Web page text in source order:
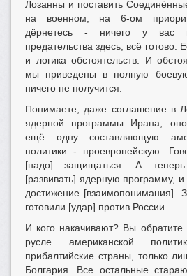
Лозанны и поставить
на военном, на 6-ом
дёрнетесь - ничего у вас
предательства здесь, всё готово.
и логика обстоятельств. И
мы приведены в полную
ничего не получится.
Понимаете, даже соглашение в
ядерной программы Ирана,
ещё одну составляющую
политики - проевропейскую.
[надо] защищаться. А
[развивать] ядерную программу, и
достижение [взаимопонимания].
готовили [удар] против России.
И кого накачивают? Вы
русле американской
прибалтийские страны, только
Болгария. Все остальные